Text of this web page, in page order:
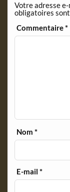
l
y
Votre adresse
obligatoires
Commentaire*
Nom*
E-mail*